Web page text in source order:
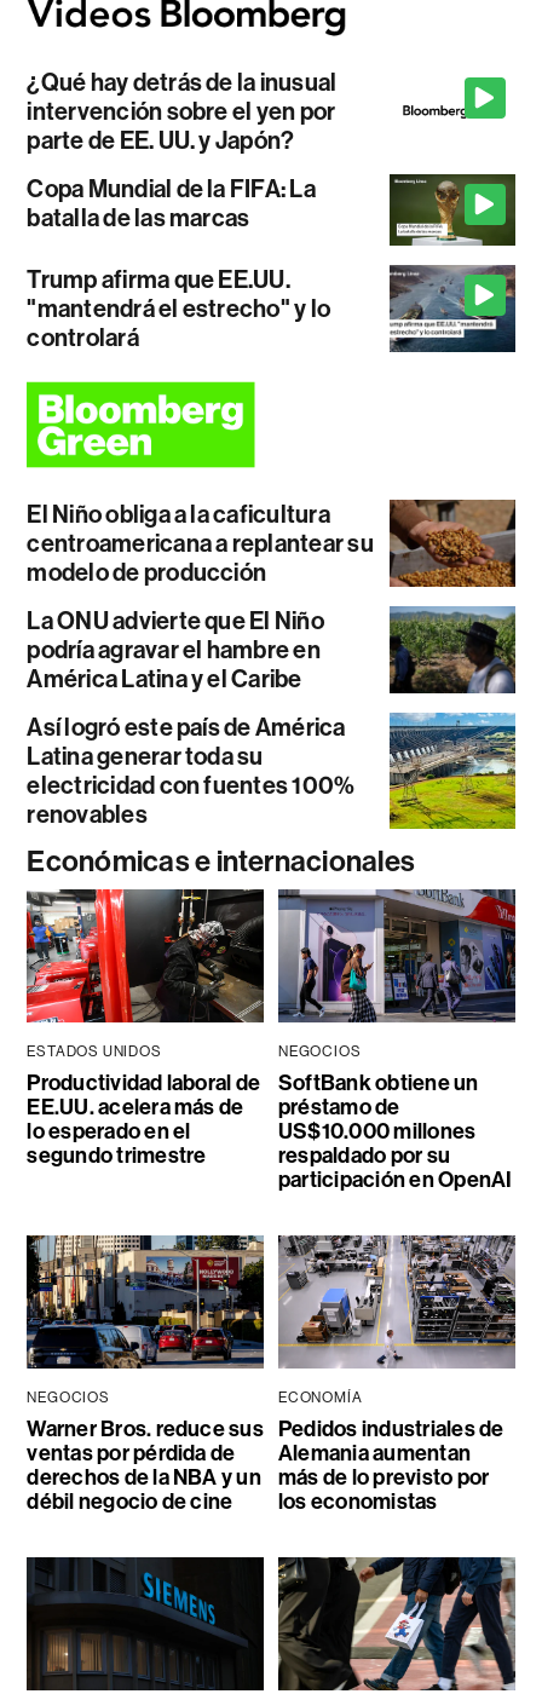
¿Qué hay detrás de la inusual
intervención sobre el yen por
parte de EE. UU. y Japón?
Copa Mundial de la FIFA: La
batalla de las marcas
Trump afirma que EE.UU.
"mantendrá el estrecho" y lo
controlará
El Niño obliga a la caficultura
centroamericana a replantear su
modelo de producción
La ONU advierte que El Niño
podría agravar el hambre en
América Latina y el Caribe
Así logró este país de América
Latina generar toda su
electricidad con fuentes 100%
renovables
Económicas e internacionales
ESTADOS UNIDOS
Productividad laboral de
EE.UU. acelera más de
lo esperado en el
segundo trimestre
NEGOCIOS
SoftBank obtiene un
préstamo de
US$10.000 millones
respaldado por su
participación en OpenAI
NEGOCIOS
Warner Bros. reduce sus
ventas por pérdida de
derechos de la NBA y un
débil negocio de cine
ECONOMÍA
Pedidos industriales de
Alemania aumentan
más de lo previsto por
los economistas